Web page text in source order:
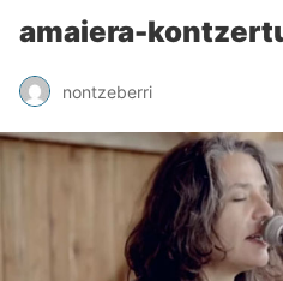
amaiera-
nontzeberri